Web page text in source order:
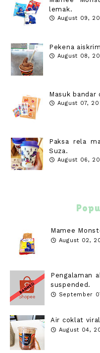
lemak.
August 09,
Pekena
August 08,
Masuk bandar
August 07,
Paksa rela
Suza.
August 06,
Mamee
August 02,
Pengalaman
suspended.
September
Air coklat
August 04,